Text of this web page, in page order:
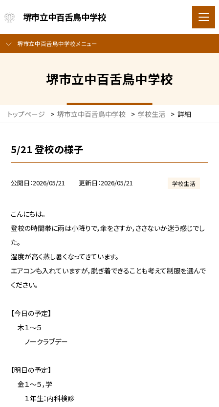
堺市立中百舌鳥中学校
堺市立中百舌鳥中学校メニュー
堺市立中百舌鳥中学校
トップページ > 堺市立中百舌鳥中学校 > 学校生活 > 詳細
5/21 登校の様子
公開日 2026/05/21 更新日 2026/05/21 学校生活
こんにちは。
登校の時間帯に雨は小降りで，傘をさすか，ささないか迷う感じでし
た。
湿度が高く蒸し暑くなってきています。
エアコンも入れていますが，脱ぎ着できることも考えて制服を選んで
ください。
【今日の予定】
木１～５
ノークラブデー
【明日の予定】
金１～５，学
１年生：内科検診